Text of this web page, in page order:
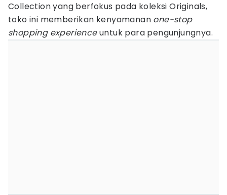
Collection yang berfokus pada koleksi Originals,
toko ini memberikan kenyamanan one-stop
shopping experienceuntuk para pengunjungnya.